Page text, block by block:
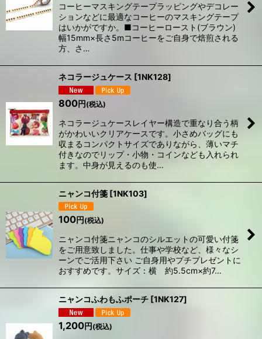
コーヒーマスキングテープラッピングやデコレー
ションなどに最適なコーヒーのマスキングテープ
はいかがですか。■コーヒーロースト(ブラウン)
幅15mm×長さ5mコーヒーをご自身で焙煎される
方、さ…
ネコラージュケース [1NK128]
800円(税込)
ネコラージュケースレイヤー構造で重なり合う柄
がかわいいクリアケースです。小さめバッグにも
収まるコンパクトサイズでありながら、薄いマチ
付きなのでリップ・小物・コインなども入れられ
ます。中身が見えるのも使…
ニャンコ付箋 [1NK103]
100円 (税込)
ニャンコ付箋ニャンコのシルエットの可愛い付箋
をご用意致しました。仕事や学校など、様々なシ
ーンでご活用下さい ご自身用やプチプレゼントに
おすすめです。サイズ：横 約5.5cm×約7…
ニャンコふわもふポーチ [1NK127]
1,200円 (税込)